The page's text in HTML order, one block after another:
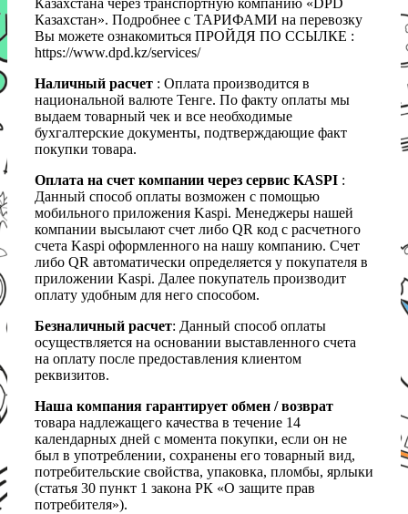
Казахстана через транспортную компанию «DPD
Казахстан». Подробнее с ТАРИФАМИ на перевозку
Вы можете ознакомиться ПРОЙДЯ ПО ССЫЛКЕ :
https://www.dpd.kz/services/
Наличный расчет : Оплата производится в
национальной валюте Тенге. По факту оплаты мы
выдаем товарный чек и все необходимые
бухгалтерские документы, подтверждающие факт
покупки товара.
Оплата на счет компании через сервис KASPI :
Данный способ оплаты возможен с помощью
мобильного приложения Kaspi. Менеджеры нашей
компании высылают счет либо QR код с расчетного
счета Kaspi оформленного на нашу компанию. Счет
либо QR автоматически определяется у покупателя в
приложении Kaspi. Далее покупатель производит
оплату удобным для него способом.
Безналичный расчет: Данный способ оплаты
осуществляется на основании выставленного счета
на оплату после предоставления клиентом
реквизитов.
Наша компания гарантирует обмен / возврат
товара надлежащего качества в течение 14
календарных дней с момента покупки, если он не
был в употреблении, сохранены его товарный вид,
потребительские свойства, упаковка, пломбы, ярлыки
(статья 30 пункт 1 закона РК «О защите прав
потребителя»).